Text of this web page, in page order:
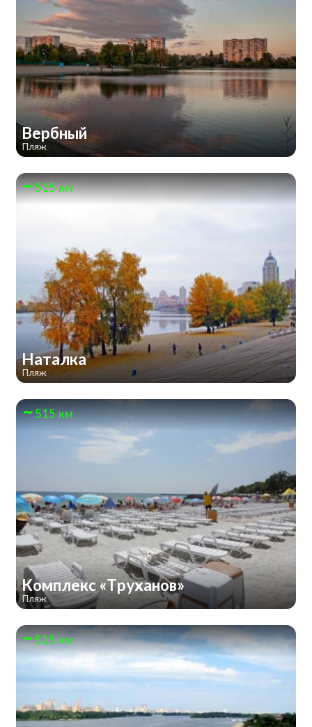
Вербный
Пляж
515 км
Наталка
Пляж
515 км
Комплекс «Труханов»
Пляж
515 км